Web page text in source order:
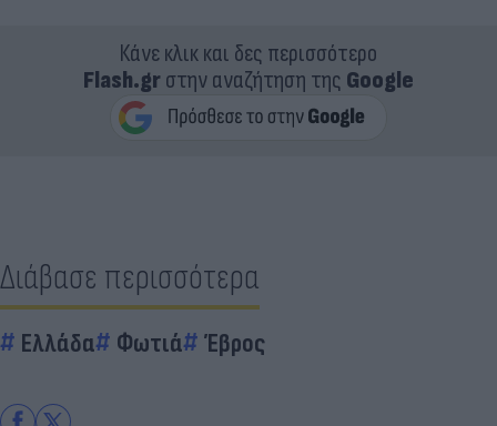
Κάνε κλικ και δες περισσότερο
Flash.grστην αναζήτηση της Google
Διάβασε περισσότερα
Ελλάδα Φωτιά Έβρος